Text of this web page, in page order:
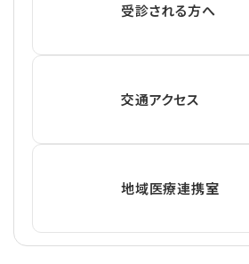
受診される方へ
交通アクセス
地域医療連携室